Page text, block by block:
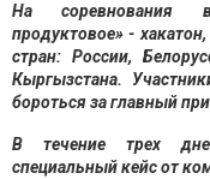
На соревнования в
продуктовое» -
стран: России,
Кыргызстана.
бороться за главный
В
течение трех
специальный кейс от